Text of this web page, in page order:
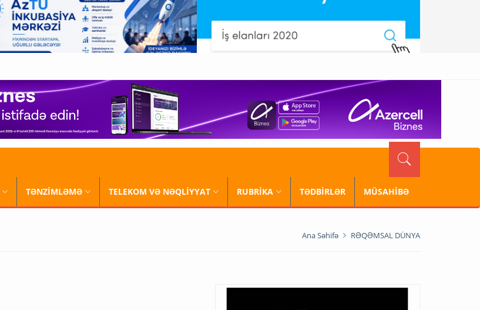
TƏNZİMLƏMƏ TELEKOM VƏ NƏQLİYYAT RUBRİKA TƏDBİRLƏR MÜSAHİBƏ
Ana Səhifə RƏQƏMSAL DÜNYA